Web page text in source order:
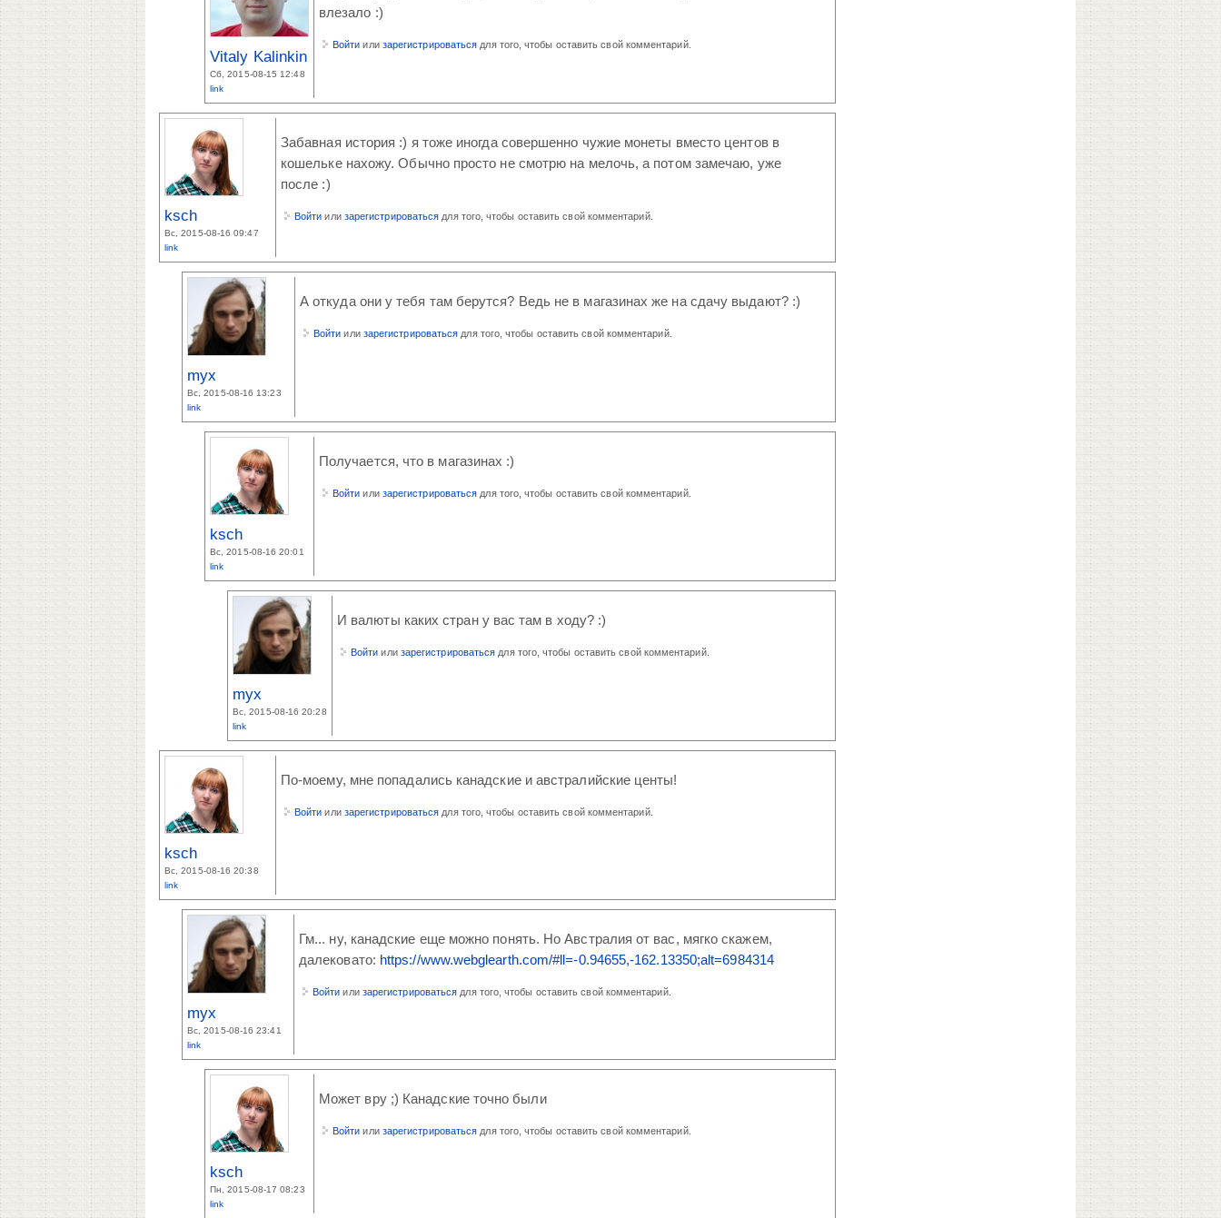
Vitaly Kalinkin
Сб, 2015-08-15 12:48
link
влезало :)
Войти или зарегистрироваться для того, чтобы оставить свой комментарий.
ksch
Вс, 2015-08-16 09:47
link
Забавная история :) я тоже иногда совершенно чужие монеты вместо центов в
кошельке нахожу. Обычно просто не смотрю на мелочь, а потом замечаю, уже
после :)
Войти или зарегистрироваться для того, чтобы оставить свой комментарий.
myx
Вс, 2015-08-16 13:23
link
А откуда они у тебя там берутся? Ведь не в магазинах же на сдачу выдают? :)
Войти или зарегистрироваться для того, чтобы оставить свой комментарий.
ksch
Вс, 2015-08-16 20:01
link
Получается, что в магазинах :)
Войти или зарегистрироваться для того, чтобы оставить свой комментарий.
myx
Вс, 2015-08-16 20:28
link
И валюты каких стран у вас там в ходу? :)
Войти или зарегистрироваться для того, чтобы оставить свой комментарий.
ksch
Вс, 2015-08-16 20:38
link
По-моему, мне попадались канадские и австралийские центы!
Войти или зарегистрироваться для того, чтобы оставить свой комментарий.
myx
Вс, 2015-08-16 23:41
link
Гм... ну, канадские еще можно понять. Но Австралия от вас, мягко скажем,
далековато: https://www.webglearth.com/#ll=-0.94655,-162.13350;alt=6984314
Войти или зарегистрироваться для того, чтобы оставить свой комментарий.
ksch
Пн, 2015-08-17 08:23
link
Может вру ;) Канадские точно были
Войти или зарегистрироваться для того, чтобы оставить свой комментарий.